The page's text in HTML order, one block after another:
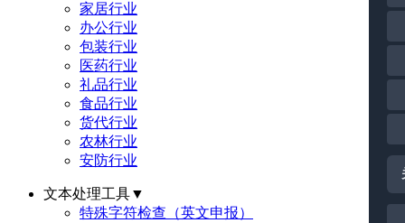
家居行业
办公行业
包装行业
医药行业
礼品行业
食品行业
货代行业
农林行业
安防行业
文本处理工具▼
特殊字符检查（英文申报）